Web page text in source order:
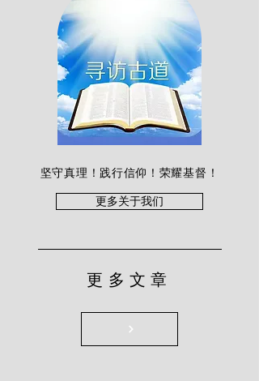
坚守真理！践行信仰！荣耀基督！
更多关于我们
更多文章